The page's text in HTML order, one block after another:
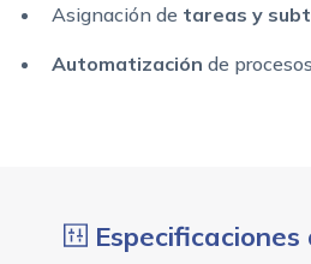
Asignación de tareas y
Automatización de procesos.
Especificaciones